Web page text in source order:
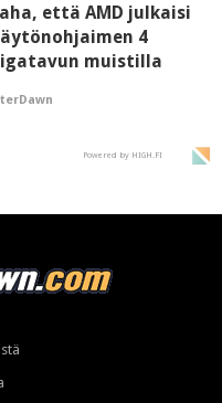
että AMD julkaisi
4
muistilla
Powered by HIGH.FI